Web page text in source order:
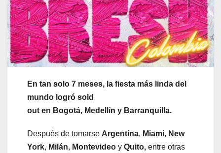
En tan solo 7 meses, la fiesta más linda del
mundo logró sold
out en Bogotá, Medellín y Barranquilla.
Después de tomarse Argentina, Miami, New
York, Milán, Montevideo y Quito, entre otras